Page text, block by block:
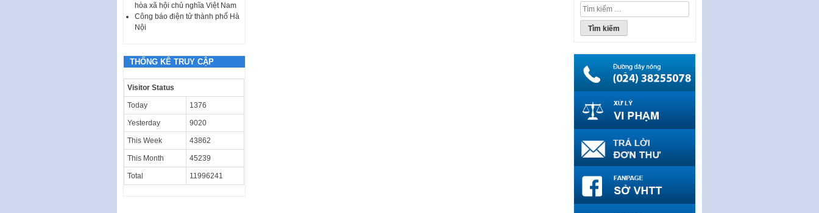
hòa xã hội chủ nghĩa Việt Nam
Công báo điện tử thành phố Hà
Nội
THỐNG KÊ TRUY CẬP
Visitor Status
Today 1376
Yesterday 9020
This Week 43862
This Month 45239
Total 11996241
động hợp đồng theo Nghị định
số 111/2022/NĐ-CP ngày
30/12/2022 của Chính…
BTC của Bộ trưởng Bộ Tài…
Quy định về quản lý website
thương mại điện tử
Nghị quyết quy định điều kiện,
thủ tục tặng, thu hồi danh hiệu
"Công dân danh dự…
Nghị quyết quy định một số
khoa học, phát triển công…
Tìm
kiếm
cho: